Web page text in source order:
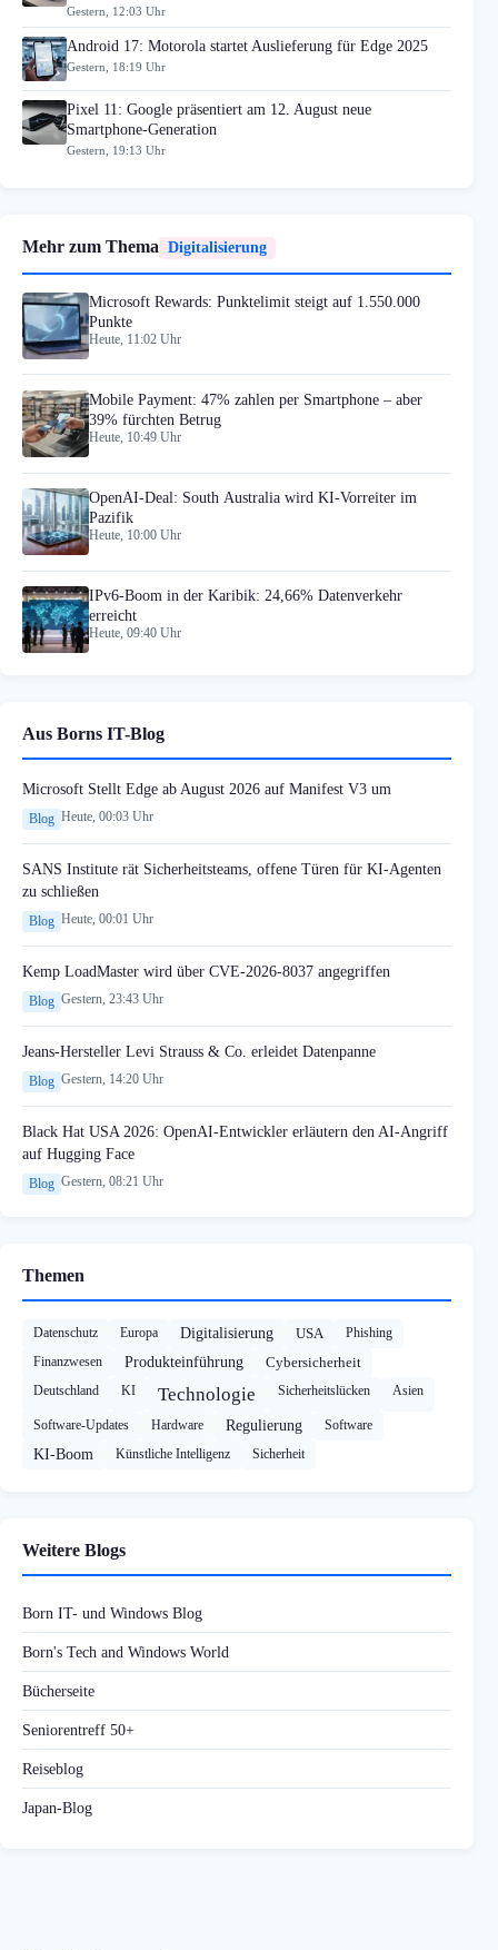
Gestern, 12:03 Uhr
Android 17: Motorola startet Auslieferung für Edge 2025
Gestern, 18:19 Uhr
Pixel 11: Google präsentiert am 12. August neue
Smartphone-Generation
Gestern, 19:13 Uhr
Mehr zum Thema Digitalisierung
Microsoft Rewards: Punktelimit steigt auf 1.550.000
Punkte
Heute, 11:02 Uhr
Mobile Payment: 47% zahlen per Smartphone – aber
39% fürchten Betrug
Heute, 10:49 Uhr
OpenAI-Deal: South Australia wird KI-Vorreiter im
Pazifik
Heute, 10:00 Uhr
IPv6-Boom in der Karibik: 24,66% Datenverkehr
erreicht
Heute, 09:40 Uhr
Aus Borns IT-Blog
Microsoft Stellt Edge ab August 2026 auf Manifest V3 um
Blog Heute, 00:03 Uhr
SANS Institute rät Sicherheitsteams, offene Türen für KI-Agenten
zu schließen
Blog Heute, 00:01 Uhr
Kemp LoadMaster wird über CVE-2026-8037 angegriffen
Blog Gestern, 23:43 Uhr
Jeans-Hersteller Levi Strauss & Co. erleidet Datenpanne
Blog Gestern, 14:20 Uhr
Black Hat USA 2026: OpenAI-Entwickler erläutern den AI-Angriff
auf Hugging Face
Blog Gestern, 08:21 Uhr
Themen
Datenschutz Europa Digitalisierung USA
Phishing
Finanzwesen
Produkteinführung Cybersicherheit
Deutschland KI Technologie Sicherheitslücken Asien
Software-Updates Hardware Regulierung Software
KI-Boom Künstliche Intelligenz Sicherheit
Weitere Blogs
Born IT- und Windows Blog
Born's Tech and Windows World
Bücherseite
Seniorentreff 50+
Reiseblog
Japan-Blog